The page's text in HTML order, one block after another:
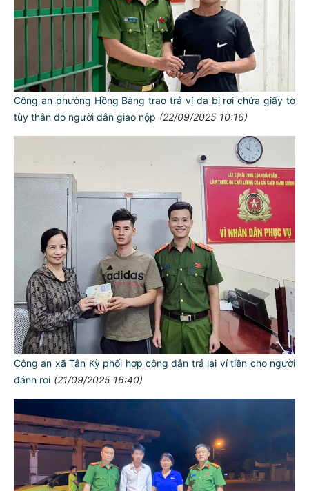
Công an phường Hồng Bàng trao trả ví da bị rơi chứa giấy tờ
tùy thân do người dân giao nộp (22/09/2025 10:16)
Công an xã Tân Kỳ phối hợp công dân trả lại ví tiền cho người
đánh rơi (21/09/2025 16:40)
TƯ CÁCH
NGƯỜI CÔNG AN CÁCH MỆNH LÀ: